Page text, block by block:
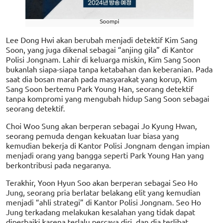
Soompi
Lee Dong Hwi akan berubah menjadi detektif Kim Sang
Soon, yang juga dikenal sebagai “anjing gila” di Kantor
Polisi Jongnam. Lahir di keluarga miskin, Kim Sang Soon
bukanlah siapa-siapa tanpa ketabahan dan keberanian. Pada
saat dia bosan marah pada masyarakat yang korup, Kim
Sang Soon bertemu Park Young Han, seorang detektif
tanpa kompromi yang mengubah hidup Sang Soon sebagai
seorang detektif.
Choi Woo Sung akan berperan sebagai Jo Kyung Hwan,
seorang pemuda dengan kekuatan luar biasa yang
kemudian bekerja di Kantor Polisi Jongnam dengan impian
menjadi orang yang bangga seperti Park Young Han yang
berkontribusi pada negaranya.
Terakhir, Yoon Hyun Soo akan berperan sebagai Seo Ho
Jung, seorang pria berlatar belakang elit yang kemudian
menjadi “ahli strategi” di Kantor Polisi Jongnam. Seo Ho
Jung terkadang melakukan kesalahan yang tidak dapat